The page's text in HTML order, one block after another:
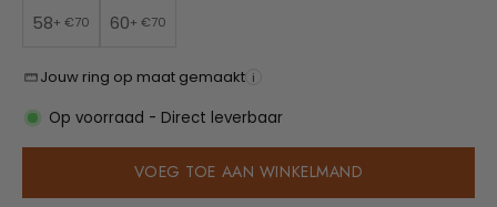
58+ €70 60+ €70
Jouw ring op maat gemaakt i
Op voorraad - Direct leverbaar
VOEG TOE AAN WINKELMAND